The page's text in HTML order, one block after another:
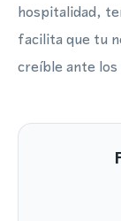
hospitalidad,
facilita que tu
creíble ante